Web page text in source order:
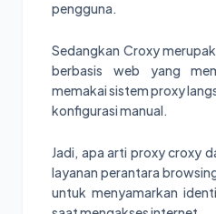
pengguna.
Sedangkan Croxy
berbasis web yang
memakai sistem proxy
konfigurasi manual.
Jadi, apa arti proxy croxy
layanan perantara
untuk menyamarkan